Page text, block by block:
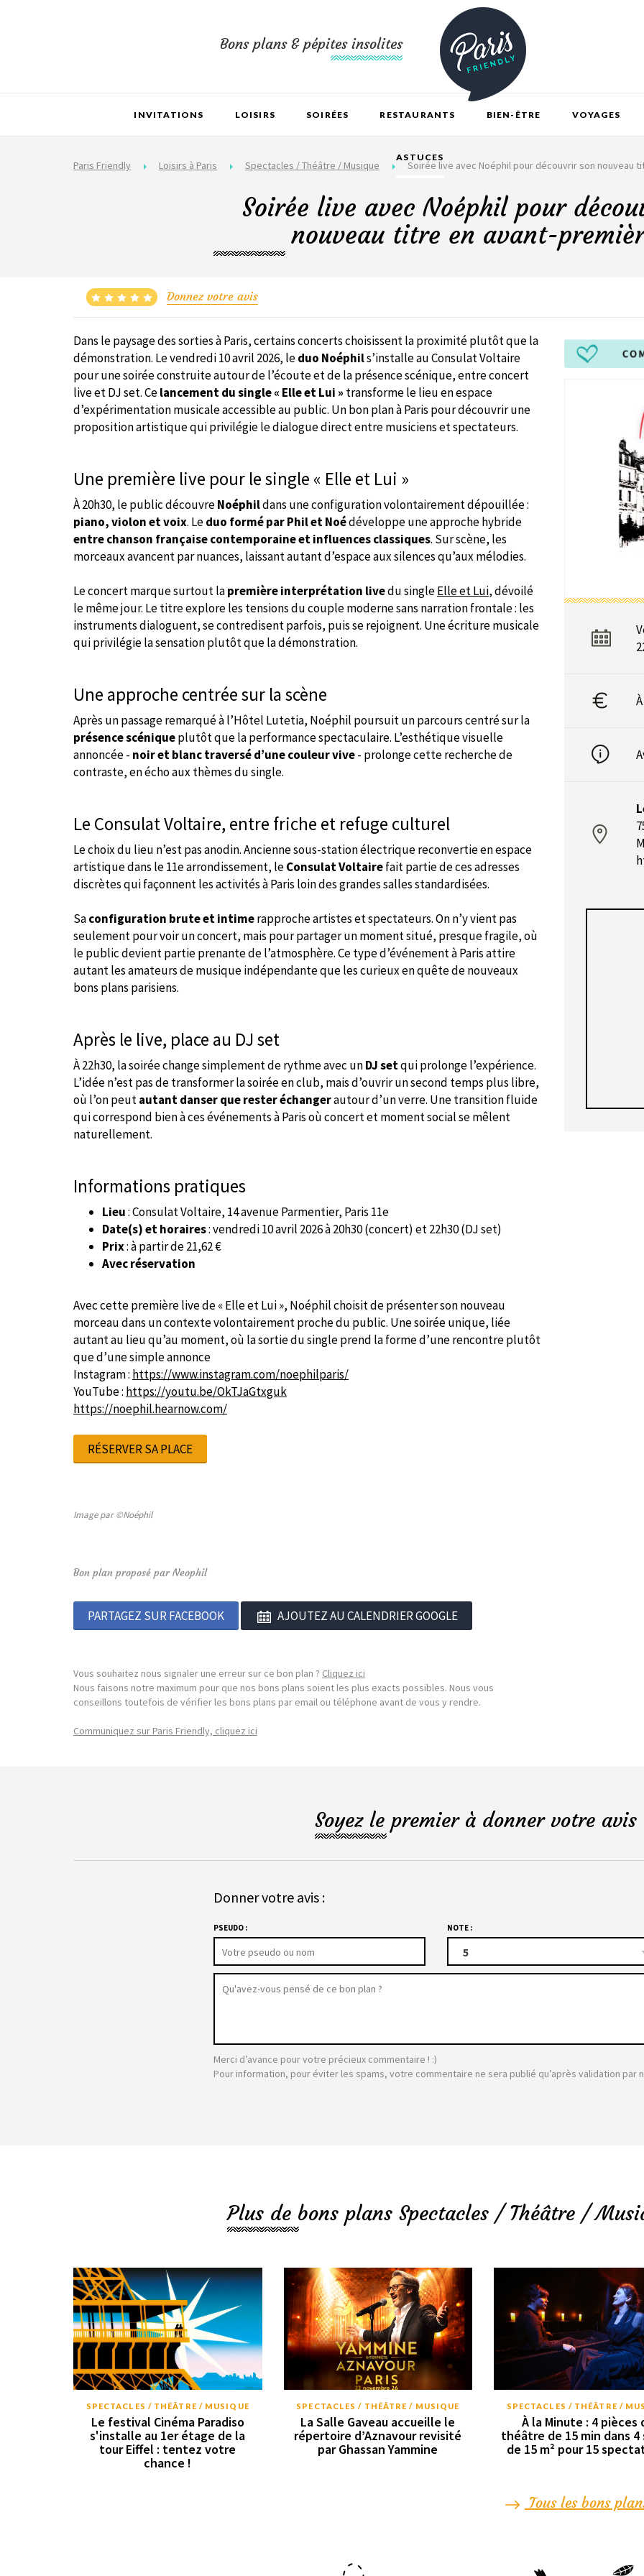
Bons plans & pépites insolites
INVITATIONS LOISIRS SOIRÉES RESTAURANTS BIEN-ÊTRE VOYAGES
ASTUCES
Paris Friendly Loisirs à Paris Spectacles / Théâtre / Musique Soirée live avec Noéphil pour découvrir son nouveau
Soirée live avec Noéphil pour
nouveau titre en avant-
Donnez votre avis
Dans le paysage des sorties à Paris, certains concerts choisissent la proximité plutôt que la
démonstration. Le vendredi 10 avril 2026, leduo Noéphils’installe au Consulat Voltaire
pour une soirée construite autour de l’écoute et de la présence scénique, entre concert
live et DJ set. Celancement du single « Elle et Lui » transforme le lieu en espace
d’expérimentation musicale accessible au public. Un bon plan à Paris pour découvrir une
proposition artistique qui privilégie le dialogue direct entre musiciens et spectateurs.
Une première live pour le single « Elle et Lui »
À 20h30, le public découvreNoéphildans une configuration volontairement dépouillée :
piano, violon et voix. Leduo formé par Phil et Noédéveloppe une approche hybride
entre chanson française contemporaine et influences classiques. Sur scène, les
morceaux avancent par nuances, laissant autant d’espace aux silences qu’aux mélodies.
Le concert marque surtout lapremière interprétation livedu singleElle et Lui, dévoilé
le même jour. Le titre explore les tensions du couple moderne sans narration frontale : les
instruments dialoguent, se contredisent parfois, puis se rejoignent. Une écriture musicale
qui privilégie la sensation plutôt que la démonstration.
Une approche centrée sur la scène
Après un passage remarqué à l’Hôtel Lutetia, Noéphil poursuit un parcours centré sur la
présence scéniqueplutôt que la performance spectaculaire. L’esthétique visuelle
annoncée - noir et blanc traversé d’une couleur vive- prolonge cette recherche de
contraste, en écho aux thèmes du single.
Le Consulat Voltaire, entre friche et refuge culturel
Le choix du lieu n’est pas anodin. Ancienne sous-station électrique reconvertie en espace
artistique dans le 11e arrondissement, leConsulat Voltairefait partie de ces adresses
discrètes qui façonnent les activités à Paris loin des grandes salles standardisées.
Saconfiguration brute et intimerapproche artistes et spectateurs. On n’y vient pas
seulement pour voir un concert, mais pour partager un moment situé, presque fragile, où
le public devient partie prenante de l’atmosphère. Ce type d’événement à Paris attire
autant les amateurs de musique indépendante que les curieux en quête de nouveaux
bons plans parisiens.
Après le live, place au DJ set
À 22h30, la soirée change simplement de rythme avec unDJ setqui prolonge l’expérience.
L’idée n’est pas de transformer la soirée en club, mais d’ouvrir un second temps plus libre,
où l’on peutautant danser que rester échangerautour d’un verre. Une transition fluide
qui correspond bien à ces événements à Paris où concert et moment social se mêlent
naturellement.
Informations pratiques
Lieu: Consulat Voltaire, 14 avenue Parmentier, Paris 11e
Date(s) et horaires: vendredi 10 avril 2026 à 20h30 (concert) et 22h30 (DJ set)
Prix: à partir de 21,62 €
Avec réservation
Avec cette première live de « Elle et Lui », Noéphil choisit de présenter son nouveau
morceau dans un contexte volontairement proche du public. Une soirée unique, liée
autant au lieu qu’au moment, où la sortie du single prend la forme d’une rencontre plutôt
que d’une simple annonce
Instagram : https://www.instagram.com/noephilparis/
YouTube : https://youtu.be/OkTJaGtxguk
https://noephil.hearnow.com/
RÉSERVER SA PLACE
Image par ©Noéphil
Bon plan proposé par Neophil
PARTAGEZ SUR FACEBOOK AJOUTEZ AU CALENDRIER GOOGLE
Vous souhaitez nous signaler une erreur sur ce bon plan ? Cliquez ici
Nous faisons notre maximum pour que nos bons plans soient les plus exacts possibles. Nous vous
conseillons toutefois de vérifier les bons plans par email ou téléphone avant de vous y rendre.
Communiquez sur Paris Friendly, cliquez ici
Soyez le premier à donner votre
Donner votre avis :
PSEUDO : NOTE :
5
Merci d’avance pour votre précieux commentaire ! :)
Pour information, pour éviter les spams, votre commentaire ne sera publié qu’après validation par
Plus de bons plans Spectacles / Théâtre /
SPECTACLES / THÉÂTRE / MUSIQUE
Le festival Cinéma Paradiso
s'installe au 1er étage de la
tour Eiffel : tentez votre
chance !
SPECTACLES / THÉÂTRE / MUSIQUE
La Salle Gaveau accueille le
répertoire d’Aznavour revisité
par Ghassan Yammine
SPECTACLES / THÉÂTRE /
À la Minute : 4 pièces
théâtre de 15 min dans 4
de 15 m² pour 15
Tous les bons